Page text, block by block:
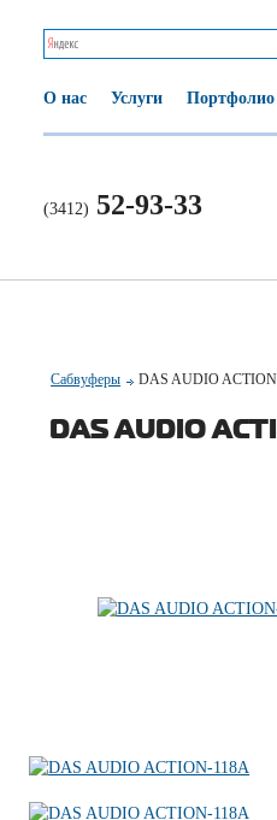
О нас Услуги Портфолио
(3412) 52-93-33
Сабвуферы DAS AUDIO
DAS AUDIO